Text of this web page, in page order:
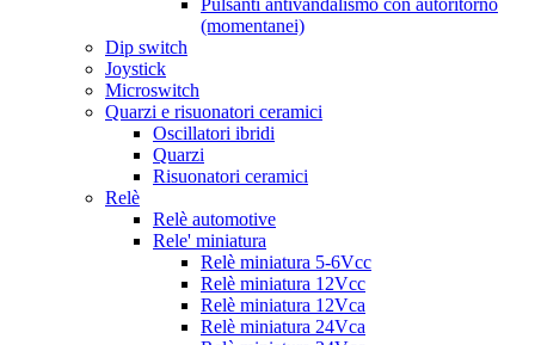
Pulsanti antivandalismo con autoritorno
(momentanei)
Dip switch
Joystick
Microswitch
Quarzi e risuonatori ceramici
Oscillatori ibridi
Quarzi
Risuonatori ceramici
Relè
Relè automotive
Rele' miniatura
Relè miniatura 5-6Vcc
Relè miniatura 12Vcc
Relè miniatura 12Vca
Relè miniatura 24Vca